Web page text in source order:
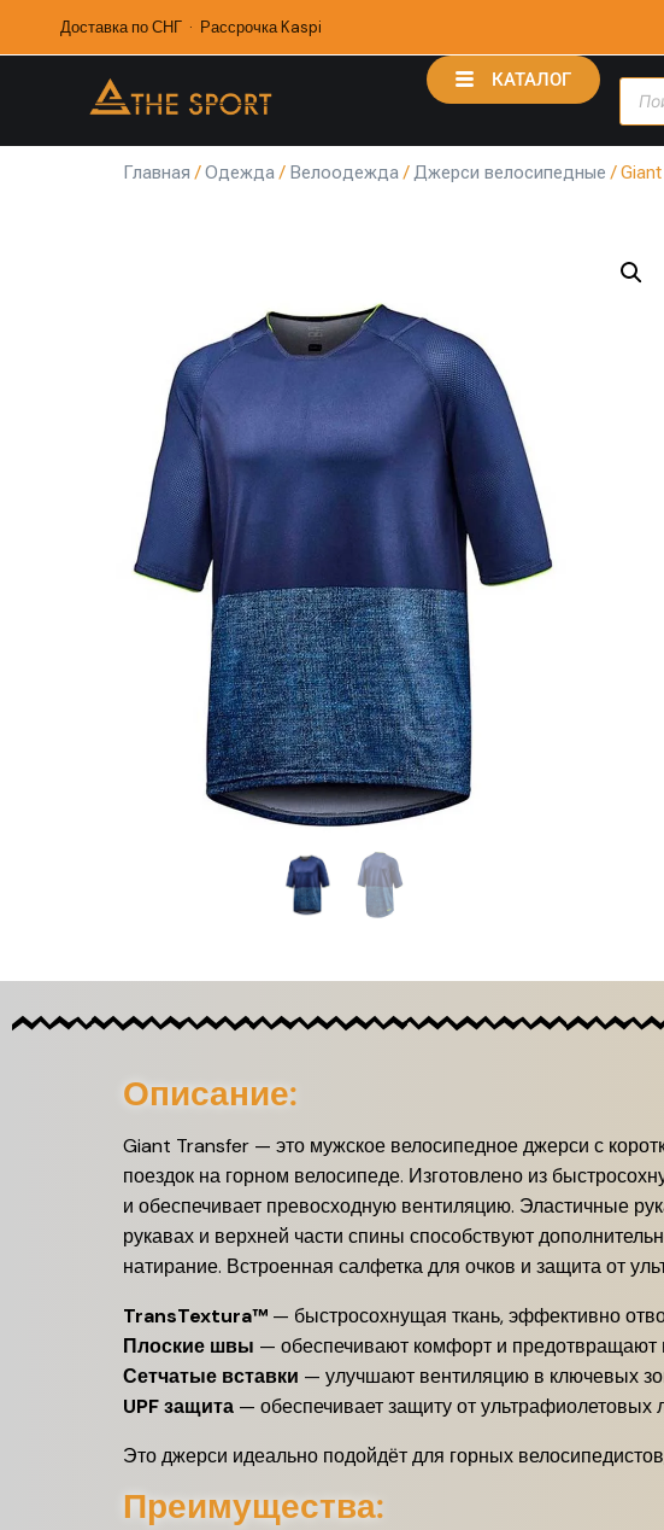
Доставка по СНГ · Рассрочка Kaspi
КАТАЛОГ
Главная /Одежда/ Велоодежда/Джерси велосипедные /
Описание:
Giant Transfer — это мужское велосипедное джерси с
поездок на горном велосипеде. Изготовлено из
и обеспечивает превосходную вентиляцию. Эластичные
рукавах и верхней части спины способствуют
натирание. Встроенная салфетка для очков и защита от
TransTextura™ — быстросохнущая ткань, эффективно
Плоские швы — обеспечивают комфорт и предотвращают
Сетчатые вставки — улучшают вентиляцию в ключевых
UPF защита — обеспечивает защиту от ультрафиолетовых
Это джерси идеально подойдёт для горных
Преимущества: